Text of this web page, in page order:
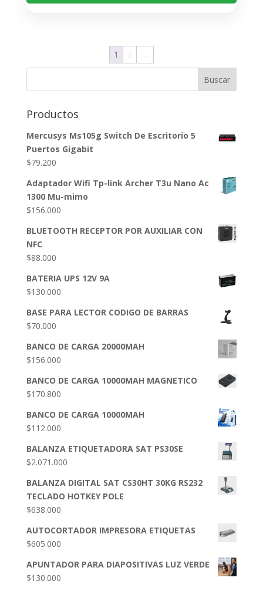
$1.306.910.$714.890.
1
Buscar
Productos
Mercusys Ms105g Switch De Escritorio 5
Puertos Gigabit
$79.200
Adaptador Wifi Tp-link Archer T3u Nano Ac
1300 Mu-mimo
$156.000
BLUETOOTH RECEPTOR POR AUXILIAR CON
NFC
$88.000
BATERIA UPS 12V 9A
$130.000
BASE PARA LECTOR CODIGO DE BARRAS
$70.000
BANCO DE CARGA 20000MAH
$156.000
BANCO DE CARGA 10000MAH MAGNETICO
$170.800
BANCO DE CARGA 10000MAH
$112.000
BALANZA ETIQUETADORA SAT PS30SE
$2.071.000
BALANZA DIGITAL SAT CS30HT 30KG RS232
TECLADO HOTKEY POLE
$638.000
AUTOCORTADOR IMPRESORA ETIQUETAS
$605.000
APUNTADOR PARA DIAPOSITIVAS LUZ VERDE
$130.000